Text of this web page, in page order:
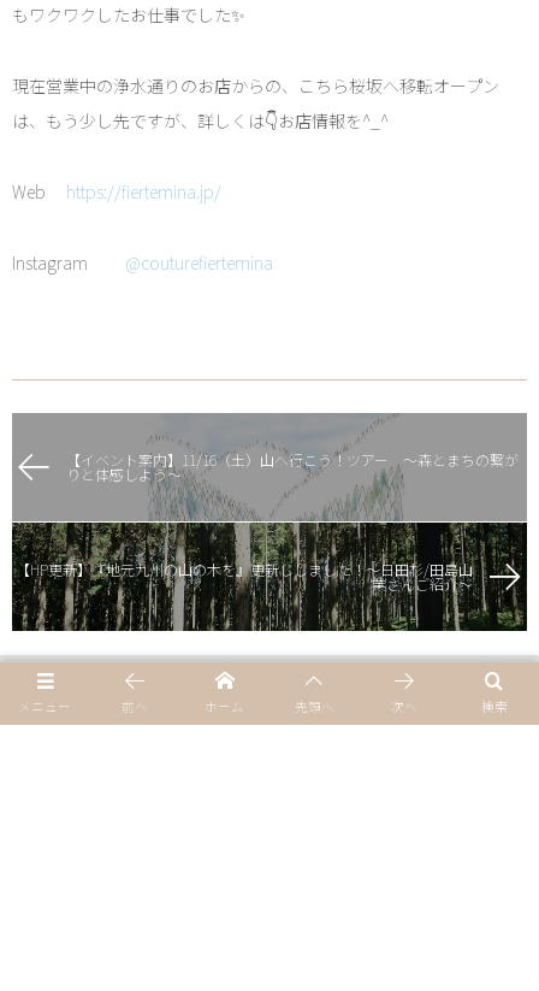
もワクワクしたお仕事でした✨
現在営業中の浄水通りのお店からの、こちら桜坂へ移転オープン
は、もう少し先ですが、詳しくは👇お店情報を^_^
Web https://fiertemina.jp/
Instagram @couturefiertemina
【イベント案内】11/16（土）山へ行こう！ツアー ～森とまちの繋が
りと体感しよう～
【HP更新】『地元九州の山の木を』更新ししました！～日田杉/田島山
業さんご紹介～
メニュー 検索
前へ ホーム 先頭へ 次へ